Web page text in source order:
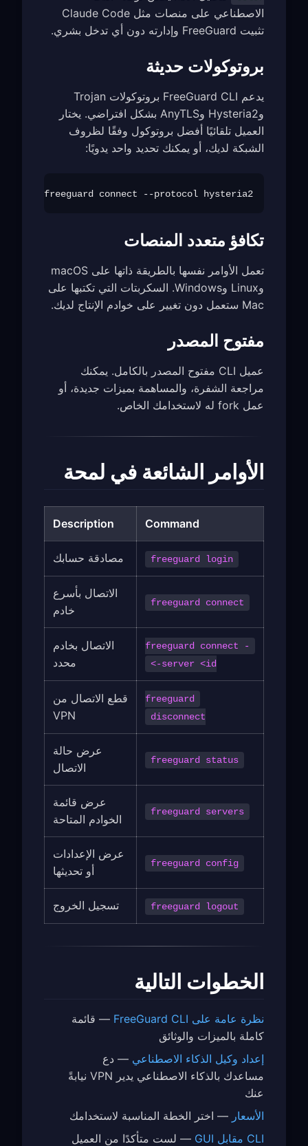
الاصطناعي على منصات مثل Claude Code
تثبيت FreeGuard وإدارته دون أي تدخل بشري.
بروتوكولات حديثة
يدعم FreeGuard CLI بروتوكولات Trojan
وHysteria2 وAnyTLS بشكل افتراضي. يختار
العميل تلقائيًا أفضل بروتوكول وفقًا لظروف
الشبكة لديك، أو يمكنك تحديد واحد يدويًا:
freeguard connect --protocol hysteria2
تكافؤ متعدد المنصات
تعمل الأوامر نفسها بالطريقة ذاتها على macOS
وLinux وWindows. السكربتات التي تكتبها على
Mac ستعمل دون تغيير على خوادم الإنتاج لديك.
مفتوح المصدر
عميل CLI مفتوح المصدر بالكامل. يمكنك
مراجعة الشفرة، والمساهمة بميزات جديدة، أو
عمل fork له لاستخدامك الخاص.
الأوامر الشائعة في لمحة
Command
Description
freeguard login مصادقة حسابك
freeguard connect
الاتصال بأسرع
خادم
freeguard connect -
-server <id>
الاتصال بخادم
محدد
freeguard
disconnect
قطع الاتصال من
VPN
freeguard status
عرض حالة
الاتصال
freeguard servers
عرض قائمة
الخوادم المتاحة
freeguard config
عرض الإعدادات
أو تحديثها
freeguard logout تسجيل الخروج
الخطوات التالية
نظرة عامة على FreeGuard CLI
— قائمة
كاملة بالميزات والوثائق
إعداد وكيل الذكاء الاصطناعي — دع
مساعدك بالذكاء الاصطناعي يدير VPN نيابةً
عنك
الأسعار — اختر الخطة المناسبة لاستخدامك
CLI مقابل GUI
— لست متأكدًا من العميل